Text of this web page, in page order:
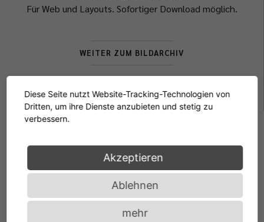
Für Web und Layouts. Sofortiger Download möglich.
WEITER ZUM BILDARCHIV
HOHE
AUFLÖSUNG
Diese Seite nutzt Website-Tracking-Technologien von
Dritten, um ihre Dienste anzubieten und stetig zu
verbessern.
Akzeptieren
Ablehnen
mehr